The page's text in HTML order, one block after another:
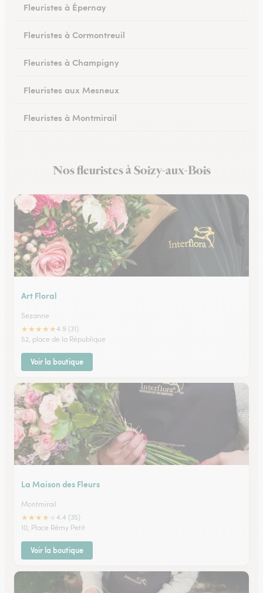
Fleuristes à Épernay
Fleuristes à Cormontreuil
Fleuristes à Champigny
Fleuristes aux Mesneux
Fleuristes à Montmirail
Fleuristes à Vitry-le-François
Nos fleuristes à Soizy-aux-Bois
Art Floral
Sezanne
★★★★★4.9 (31)
52, place de la République
Voir la boutique
La Maison des Fleurs
Montmirail
★★★★
4.4 (35)
10, Place Rémy Petit
Voir la boutique